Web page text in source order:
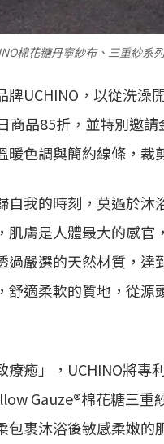
棉花糖丹寧紗布、三重紗系
牌UCHINO，以從洗
商品85折，並特別邀
暖色調與簡約線條，裁
自我的時刻，莫過於沐
肌膚是人體最大的感
過嚴選的天然材質，
舒適柔軟的質地，從
療癒」，UCHINO將專
Gauze®棉花糖三重
包裹沐浴後敏感柔嫩